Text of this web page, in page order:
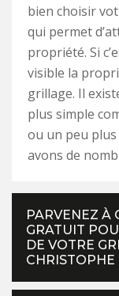
bien choisir
qui permet
propriété. Si
visible la
grillage. Il
plus simple
ou un peu
avons de
PARVENEZ À
GRATUIT
DE VOTRE
CHRISTOPHE